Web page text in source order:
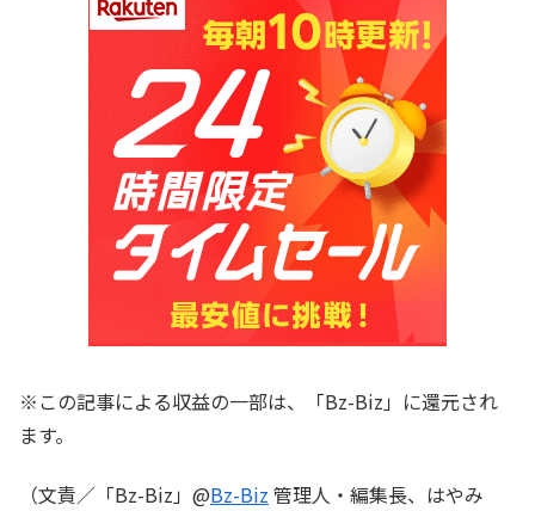
※この記事による収益の一部は、「Bz-Biz」に還元され
ます。
（文責／「Bz-Biz」@Bz-Biz 管理人・編集長、はやみ